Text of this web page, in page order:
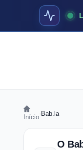
Início Bab.la
O